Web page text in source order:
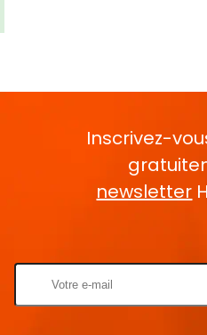
Inscrivez-
newsletter